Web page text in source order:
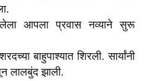
आपला प्रवास नव्याने सुरू
बाहुपाश्यात शिरली. सार्यांनी
लालबुंद झाली.